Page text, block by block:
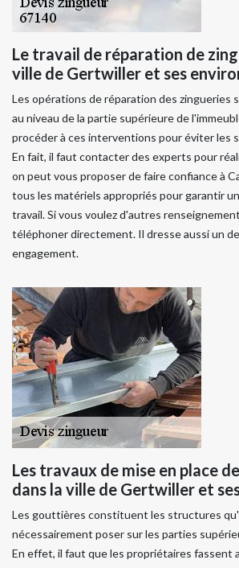
Le travail de réparation de
ville de Gertwiller et ses
Les opérations de réparation des zingueries
au niveau de la partie supérieure de
procéder à ces interventions pour éviter les
En fait, il faut contacter des experts pour
on peut vous proposer de faire confiance à
tous les matériels appropriés pour garantir
travail. Si vous voulez d'autres
téléphoner directement. Il dresse aussi un
engagement.
Les travaux de mise en place
dans la ville de Gertwiller et
Les gouttières constituent les structures
nécessairement poser sur les parties
En effet, il faut que les propriétaires fassent